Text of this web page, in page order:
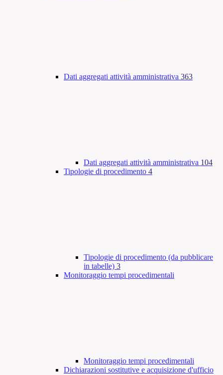
Dati aggregati attività amministrativa 363
Dati aggregati attività amministrativa 104
Tipologie di procedimento 4
Tipologie di procedimento (da pubblicare
in tabelle) 3
Monitoraggio tempi procedimentali
Monitoraggio tempi procedimentali
Dichiarazioni sostitutive e acquisizione d'ufficio